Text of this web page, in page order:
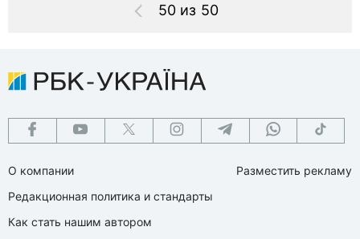
50 из 50
О компании
Редакционная политика и стандарты
Как стать нашим автором
Разместить рекламу